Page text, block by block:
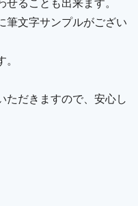
筆文字サンプルがござい
ただきますので、安心し